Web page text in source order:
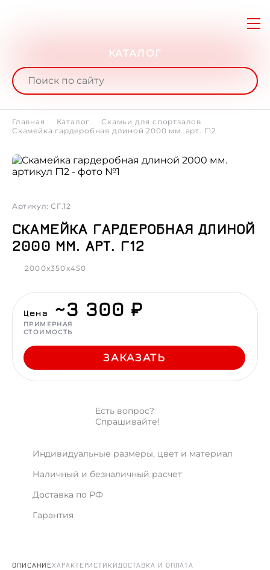
КАТАЛОГ
Главная Каталог
Скамьи для спортзалов
Скамейка гардеробная длиной 2000 мм. арт. Г12
Артикул: СГ.12
СКАМЕЙКА ГАРДЕРОБНАЯ ДЛИНОЙ
2000 ММ. АРТ. Г12
2000x350x450
ЗАКАЗАТЬ
Цена ~3 300 ₽
ПРИМЕРНАЯ
СТОИМОСТЬ
Есть вопрос?
Спрашивайте!
Индивидуальные размеры, цвет и материал
Наличный и безналичный расчет
Доставка по РФ
Гарантия
ОПИСАНИЕХАРАКТЕРИСТИКИДОСТАВКА И ОПЛАТА